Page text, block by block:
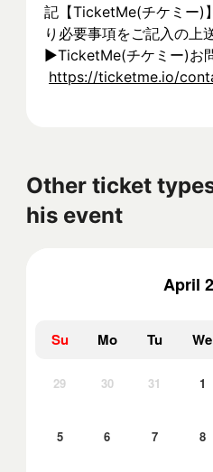
記【TicketMe(チケミー)
り必要事項をご記入の上
▶︎TicketMe(チケミー)お
https://ticketme.io/
Other ticket
his event
April
Su Mo Tu We
29 30 31 1
5 6 7 8